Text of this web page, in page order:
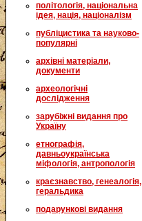
політологія, національна
ідея, нація, націоналізм
публіцистика та науково-
популярні
архівні матеріали,
документи
археологічні
дослідження
зарубіжні видання про
Україну
етнографія,
давньоукраїнська
міфологія, антропологія
краєзнавство, генеалогія,
геральдика
подарункові видання